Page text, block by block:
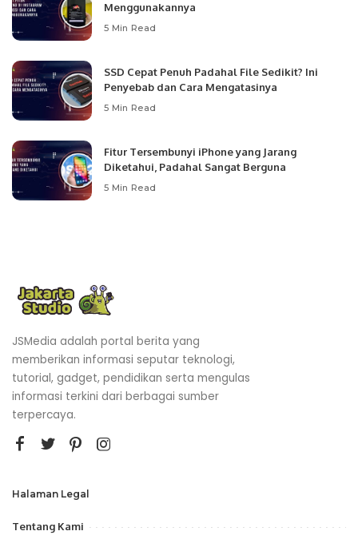
Menggunakannya
5 Min Read
SSD Cepat Penuh Padahal File Sedikit? Ini
Penyebab dan Cara Mengatasinya
5 Min Read
Fitur Tersembunyi iPhone yang Jarang
Diketahui, Padahal Sangat Berguna
5 Min Read
JSMedia adalah portal berita yang
memberikan informasi seputar teknologi,
tutorial, gadget, pendidikan serta mengulas
informasi terkini dari berbagai sumber
terpercaya.
Halaman Legal
Tentang Kami